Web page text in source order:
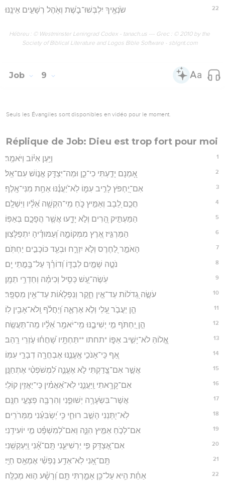
22 שֹׂנְאֶ֥יךָ יִלְבְּשׁוּ־בֹ֑שֶׁת וְאֹ֖הֶל רְשָׁעִ֣ים אֵינֶֽנּוּ׃
Hébreu : © Westminster Leningrad Codex - tanach.us --- Grec : © 2010 by the
Society of Biblical Literature and Logos Bible Software - sblgnt.com
Job 9
Seuls les Évangiles sont disponibles en vidéo pour le moment.
Réplique de Job: Dieu est trop fort pour moi
1 וַיַּ֥עַן אִיּ֗וֹב וַיֹּאמַֽר׃
2 אָ֭מְנָם יָדַ֣עְתִּי כִי־כֵ֑ן וּמַה־יִּצְדַּ֖ק אֱנ֣וֹשׁ עִם־אֵֽל׃
3 אִם־יַ֭חְפֹּץ לָרִ֣יב עִמּ֑וֹ לֹֽא־יַ֝עֲנֶ֗נּוּ אַחַ֥ת מִנִּי־אָֽלֶף׃
4 חֲכַ֣ם לֵ֭בָב וְאַמִּ֣יץ כֹּ֑חַ מִֽי־הִקְשָׁ֥ה אֵ֝לָ֗יו וַיִּשְׁלָֽם׃
5 הַמַּעְתִּ֣יק הָ֭רִים וְלֹ֣א יָדָ֑עוּ אֲשֶׁ֖ר הֲפָכָ֣ם בְּאַפּֽוֹ׃
6 הַמַּרְגִּ֣יז אֶ֭רֶץ מִמְּקוֹמָ֑הּ וְ֝עַמּוּדֶ֗יהָ יִתְפַלָּצֽוּן׃
7 הָאֹמֵ֣ר לַ֭חֶרֶס וְלֹ֣א יִזְרָ֑ח וּבְעַ֖ד כּוֹכָבִ֣ים יַחְתֹּֽם׃
8 נֹטֶ֣ה שָׁמַ֣יִם לְבַדּ֑וֹ וְ֝דוֹרֵ֗ךְ עַל־בָּ֥מֳתֵי יָֽם׃
9 עֹֽשֶׂה־עָ֭שׁ כְּסִ֥יל וְכִימָ֗ה וְחַדְרֵ֥י תֵמָֽן׃
10 עֹשֶׂ֣ה גְ֭דֹלוֹת עַד־אֵ֣ין חֵ֑קֶר וְנִפְלָא֗וֹת עַד־אֵ֥ין מִסְפָּֽר׃
11 הֵ֤ן יַעֲבֹ֣ר עָ֭לַי וְלֹ֣א אֶרְאֶ֑ה וְ֝יַחֲלֹ֗ף וְֽלֹא־אָבִ֥ין לֽוֹ׃
12 הֵ֣ן יַ֭חְתֹּף מִ֣י יְשִׁיבֶ֑נּוּ מִֽי־יֹאמַ֥ר אֵ֝לָ֗יו מַֽה־תַּעֲשֶֽׂה׃
13 אֱ֭לוֹהַּ לֹא־יָשִׁ֣יב אַפּ֑וֹ *תחתו **תַּחְתָּ֥יו שָׁ֝חֲח֗וּ עֹ֣זְרֵי רָֽהַב׃
14 אַ֭ף כִּֽי־אָנֹכִ֣י אֶֽעֱנֶ֑נּוּ אֶבְחֲרָ֖ה דְבָרַ֣י עִמּֽוֹ׃
15 אֲשֶׁ֣ר אִם־צָ֭דַקְתִּי לֹ֣א אֶעֱנֶ֑ה לִ֝מְשֹׁפְטִ֗י אֶתְחַנָּֽן׃
16 אִם־קָרָ֥אתִי וַֽיַּעֲנֵ֑נִי לֹֽא־אַ֝אֲמִ֗ין כִּֽי־יַאֲזִ֥ין קוֹלִֽי׃
17 אֲשֶׁר־בִּשְׂעָרָ֥ה יְשׁוּפֵ֑נִי וְהִרְבָּ֖ה פְצָעַ֣י חִנָּֽם׃
18 לֹֽא־יִ֭תְּנֵנִי הָשֵׁ֣ב רוּחִ֑י כִּ֥י יַ֝שְׂבִּעַ֗נִי מַמְּרֹרִֽים׃
19 אִם־לְכֹ֣חַ אַמִּ֣יץ הִנֵּ֑ה וְאִם־לְ֝מִשְׁפָּ֗ט מִ֣י יוֹעִידֵֽנִי׃
20 אִם־אֶ֭צְדָּק פִּ֣י יַרְשִׁיעֵ֑נִי תָּֽם־אָ֝֗נִי וַֽיַּעְקְשֵֽׁנִי׃
21 תָּֽם־אָ֭נִי לֹֽא־אֵדַ֥ע נַפְשִׁ֗י אֶמְאַ֥ס חַיָּֽי׃
22 אַחַ֗ת הִ֥יא עַל־כֵּ֥ן אָמַ֑רְתִּי תָּ֥ם וְ֝רָשָׁ֗ע ה֣וּא מְכַלֶּֽה׃